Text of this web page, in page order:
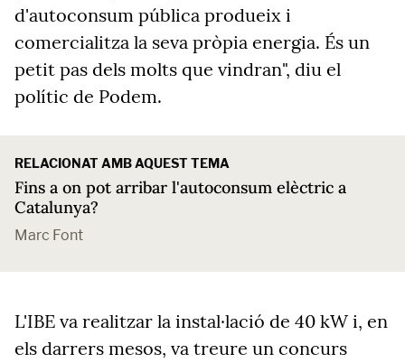
d'autoconsum pública produeix i
comercialitza la seva pròpia energia. És un
petit pas dels molts que vindran", diu el
polític de Podem.
RELACIONAT AMB AQUEST TEMA
Fins a on pot arribar l'autoconsum elèctric a
Catalunya?
Marc Font
L'IBE va realitzar la instal·lació de 40 kW i, en
els darrers mesos, va treure un concurs